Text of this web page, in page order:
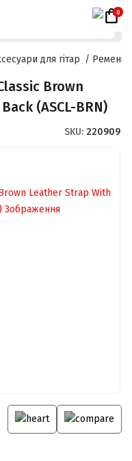
РОЗСТРОЧКАДО
0
для гітар Ремені
Brown
(ASCL-BRN)
SKU: 220909